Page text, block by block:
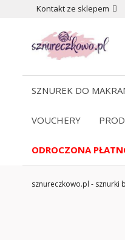
Kontakt ze sklepem
SZNUREK DO
VOUCHERY
ODROCZONA
sznureczkowo.pl - sznurki